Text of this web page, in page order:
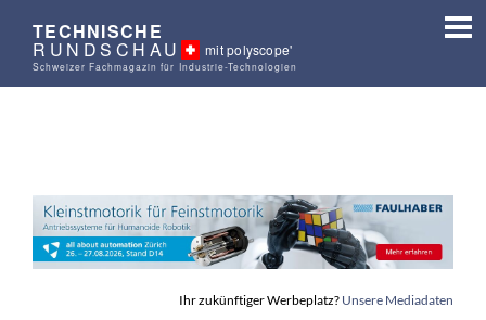
TECHNISCHE
RUNDSCHAU mit polyscope'
Schweizer Fachmagazin für Industrie-Technologien
Ihr zukünftiger Werbeplatz? Unsere Mediadaten